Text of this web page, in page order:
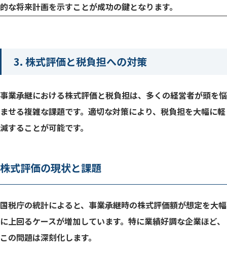
的な将来計画を示すことが成功の鍵となります。
3. 株式評価と税負担への対策
事業承継における株式評価と税負担は、多くの経営者が頭を悩
ませる複雑な課題です。適切な対策により、税負担を大幅に軽
減することが可能です。
株式評価の現状と課題
国税庁の統計によると、事業承継時の株式評価額が想定を大幅
に上回るケースが増加しています。特に業績好調な企業ほど、
この問題は深刻化します。